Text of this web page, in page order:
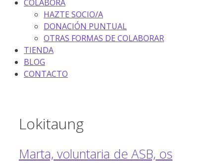
COLABORA
HAZTE SOCIO/A
DONACIÓN PUNTUAL
OTRAS FORMAS DE COLABORAR
TIENDA
BLOG
CONTACTO
Lokitaung
Marta, voluntaria de ASB, os